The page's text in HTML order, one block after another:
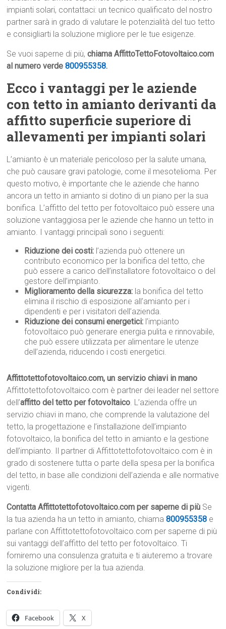
impianti solari, contattaci: un tecnico qualificato del nostro
partner sarà in grado di valutare le potenzialità del tuo tetto
e consigliarti la soluzione migliore per le tue esigenze.
Se vuoi saperne di più,chiama AffittoTettoFotovoltaico.com
al numero verde800955358.
Ecco i vantaggi per le aziende
con tetto in amianto derivanti da
affitto superficie superiore di
allevamenti per impianti solari
L’amianto è un materiale pericoloso per la salute umana,
che può causare gravi patologie, come il mesotelioma. Per
questo motivo, è importante che le aziende che hanno
ancora un tetto in amianto si dotino di un piano per la sua
bonifica. L’affitto del tetto per fotovoltaico può essere una
soluzione vantaggiosa per le aziende che hanno un tetto in
amianto. I vantaggi principali sono i seguenti:
Riduzione dei costi: l’azienda può ottenere un
contributo economico per la bonifica del tetto, che
può essere a carico dell’installatore fotovoltaico o del
gestore dell’impianto.
Miglioramento della sicurezza: la bonifica del tetto
elimina il rischio di esposizione all’amianto per i
dipendenti e per i visitatori dell’azienda.
Riduzione dei consumi energetici: l’impianto
fotovoltaico può generare energia pulita e rinnovabile,
che può essere utilizzata per alimentare le utenze
dell’azienda, riducendo i costi energetici.
Affittotettofotovoltaico.com, un servizio chiavi in mano
Affittotettofotovoltaico.com è partner dei leader nel settore
dell’affitto del tetto per fotovoltaico. L’azienda offre un
servizio chiavi in mano, che comprende la valutazione del
tetto, la progettazione e l’installazione dell’impianto
fotovoltaico, la bonifica del tetto in amianto e la gestione
dell’impianto. Il partner di Affittotettofotovoltaico.com è in
grado di sostenere tutta o parte della spesa per la bonifica
del tetto, in base alle condizioni dell’azienda e alle normative
vigenti.
Contatta Affittotettofotovoltaico.com per saperne di più Se
la tua azienda ha un tetto in amianto, chiama800955358 e
parlane con Affittotettofotovoltaico.com per saperne di più
sui vantaggi dell’affitto del tetto per fotovoltaico. Ti
forniremo una consulenza gratuita e ti aiuteremo a trovare
la soluzione migliore per la tua azienda.
Condividi:
Facebook X